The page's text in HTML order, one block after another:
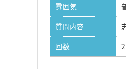
雰囲気
質問内容
回数